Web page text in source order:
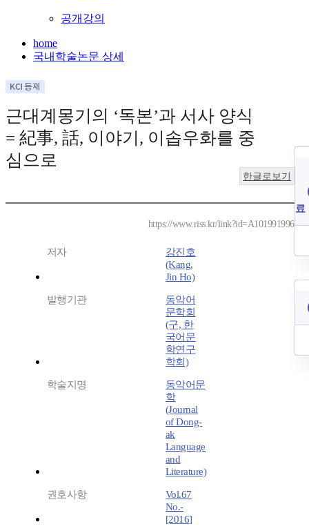
공개강의
home
국내학술논문 상세
근대계몽기의 ‘독본’과 서사 양식
= 紀事, 話, 이야기, 이솝우화를 중
심으로
한글로보기
https://www.riss.kr/link?id=A101991996
저자
강진호
(Kang,
Jin Ho)
발행기관
동악어
문학회
(구, 한
국어문
학연구
학회)
학술지명
동악어문
학
(Journal
of Dong-
ak
Language
and
Literature)
권호사항
Vol.67
No.-
[2016]
료